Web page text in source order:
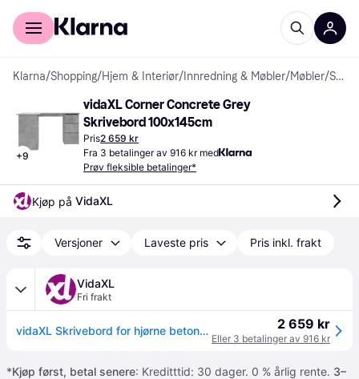
For kunder
Klarna/Shopping/Hjem & Interiør/ Innredning & Møbler/Møbler/ Skrivebord
+9
vidaXL Corner Concrete Grey
Skrivebord 100x145cm
Pris2 659 kr
Fra 3 betalinger av 916 kr med
Prøv fleksible betalinger*
Kjøp på VidaXL
Versjoner Laveste pris Pris inkl. frakt
VidaXL
Fri frakt
vidaXL Skrivebord for hjørne betonggrå 145x100x76 cm konstruert tre 2 659 kr
Eller 3 betalinger av 916 kr
*Kjøp først, betal senere: Kreditttid: 30 dager. 0 % årlig rente. 3–